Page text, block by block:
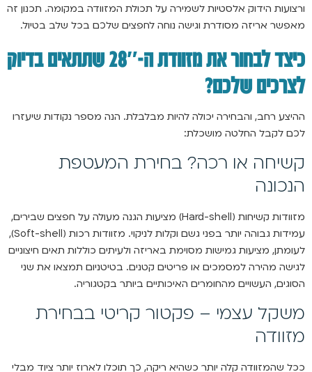
ורצועות הידוק אלסטיות לשמירה על תכולת המזוודה במקומה. תכנון זה
מאפשר אריזה מסודרת וגישה נוחה לחפצים שלכם בכל שלב בטיול.
כיצד לבחור את מזוודת ה-28″ שתתאים בדיוק
לצרכים שלכם?
ההיצע רחב, והבחירה יכולה להיות מבלבלת. הנה מספר נקודות שיעזרו
לכם לקבל החלטה מושכלת:
קשיחה או רכה? בחירת המעטפת
הנכונה
מזוודות קשיחות (Hard-shell) מציעות הגנה מעולה על חפצים שבירים,
עמידות גבוהה יותר בפני גשם וקלות לניקוי. מזוודות רכות (Soft-shell),
לעומתן, מציעות גמישות מסוימת באריזה ולעיתים כוללות תאים חיצוניים
לגישה מהירה למסמכים או פריטים קטנים. בטיטניום תמצאו את שני
הסוגים, העשויים מהחומרים האיכותיים ביותר בקטגוריה.
משקל עצמי – פקטור קריטי בבחירת
מזוודה
ככל שהמזוודה קלה יותר כשהיא ריקה, כך תוכלו לארוז יותר ציוד מבלי